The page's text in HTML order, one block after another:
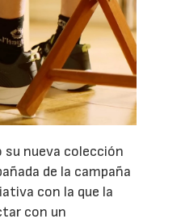
su nueva colección
de la campaña
con la que la
con un